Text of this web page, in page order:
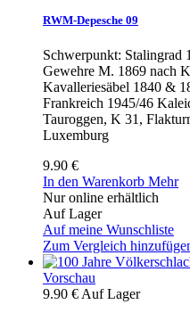
RWM-Depesche 09
Schwerpunkt: Stalingrad
Gewehre M. 1869 nach
Kavalleriesäbel 1840 &
Frankreich 1945/46
Tauroggen, K 31,
Luxemburg
9.90 €
In den Warenkorb Mehr
Nur online erhältlich
Auf Lager
Auf meine Wunschliste
Zum Vergleich
Vorschau
9.90 € Auf Lager